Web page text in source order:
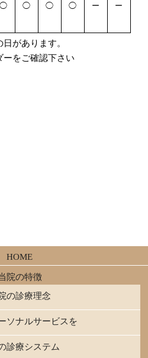
◯ ◯ ◯ ◯ ー ー
があります。
ーをご確認下さい
HOME
院の特徴
の診療理念
ソナルサービスを
診療システム